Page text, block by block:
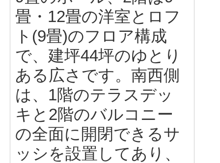
畳・12畳の洋室とロフ
ト(9畳)のフロア構成
で、建坪44坪のゆとり
ある広さです。南西側
は、1階のテラスデッ
キと2階のバルコニー
の全面に開閉できるサ
ッシを設置してあり、